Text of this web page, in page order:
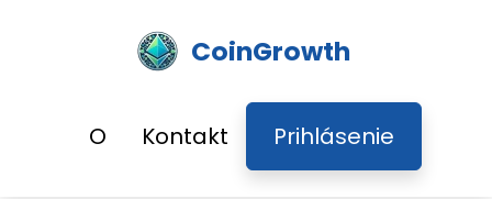
CoinGrowth
O Kontakt Prihlásenie